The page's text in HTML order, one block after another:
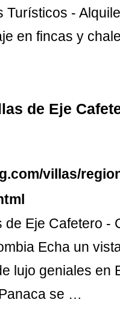
Turísticos -
en fincas y
de Eje
villas/
de Eje Cafetero -
Echa un
lujo geniales en
se …